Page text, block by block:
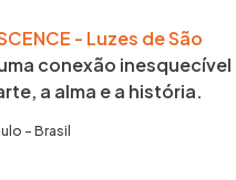
- Luzes de São
conexão inesquecível
a alma e a história.
- Brasil